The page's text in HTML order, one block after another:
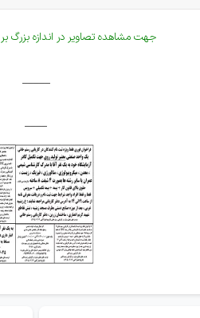
جهت مشاهده تصاویر در اندازه بزرگ
_____
____